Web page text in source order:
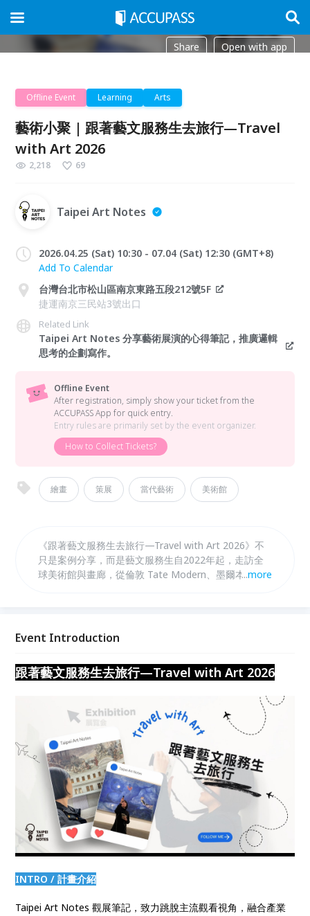
Share Open with app
Offline Event Learning Arts
藝術小聚 | 跟著藝文服務生去旅行—Travel
with Art 2026
2,218 69
Taipei Art Notes
2026.04.25 (Sat) 10:30 - 07.04 (Sat) 12:30 (GMT+8)
Add To Calendar
台灣台北市松山區南京東路五段212號5F
捷運南京三民站3號出口
Related Link
Taipei Art Notes 分享藝術展演的心得筆記，推廣邏輯
思考的企劃寫作。
Offline Event
After registration, simply show your ticket from the
ACCUPASS App for quick entry.
Entry rules are primarily set by the event organizer.
How to Collect Tickets?
繪畫 策展 當代藝術 美術館
《跟著藝文服務生去旅行—Travel with Art 2026》不
只是案例分享，而是藝文服務生自2022年起，走訪全
球美術館與畫廊，從倫敦 Tate Modern、墨爾本
首度嘗試跨城市現場連線，從東京、佛羅倫斯到威尼
現場感受。從四月到七月，每段與藝術同行的旅程，你
準備好出發了嗎？
...more
Event Introduction
跟著藝文服務生去旅行—Travel with Art 2026
INTRO / 計畫介紹
Taipei Art Notes 觀展筆記，致力跳脫主流觀看視角，融合產業